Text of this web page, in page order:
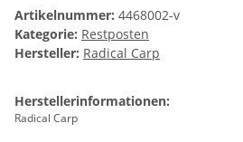
Artikelnummer: 4468002-v
Kategorie: Restposten
Hersteller: Radical Carp
Herstellerinformationen:
Radical Carp